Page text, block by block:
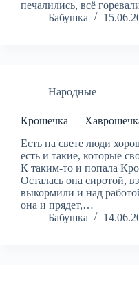
печалились, всё
Бабушка
Народные
Крошечка —
Есть на свете люди
есть и такие, которые
К таким-то и попала
Осталась она сиротой,
выкормили и над
она и прядет,…
Бабушка